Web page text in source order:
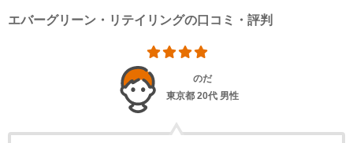
ン・リテイリングLINE公式アカウントのその他の機能もご利用いただ
※郵送でのお知らせを希望される場合、書面発行手数料140円/通（税
込）がかかりますのでご注意ください。エネチェンジではLINEで電気
料金お知らせを利用した上記の割引条件で計算し、節約額に反映してい
キャッシュバックは、金融庁管轄の資金移動業者であるウェルネット社（登録番
以下のお客さまは特典の対象外です。
・既に対象プランをご契約中の場合。
・電気を使用開始した日から12カ月以内に契約を解約をされた場合。
・電気を使用開始した日から12カ月以内に特典対象外のプランに契約を変更され
・お申込みいただいた月またはその翌月の検針分から、お申込みの携帯
支払方法・引き落とし日）をお届けします。
・お申込みいただいたお客さまは、郵送での「電気料金のお知らせ」の
発行を取り止めさせていただきます。取り止めさせていただいたお客さ
まには、月50円（税込）の割引を適用させていただきます。
（すでに書面発行を取り止めされているお客さまは、引き続き月50円
（税込）の割引が適用となります。）
ご了承ください。）
エバーグリーン・リテイリングの口コミ・評判
のだ
東京都 20代 男性